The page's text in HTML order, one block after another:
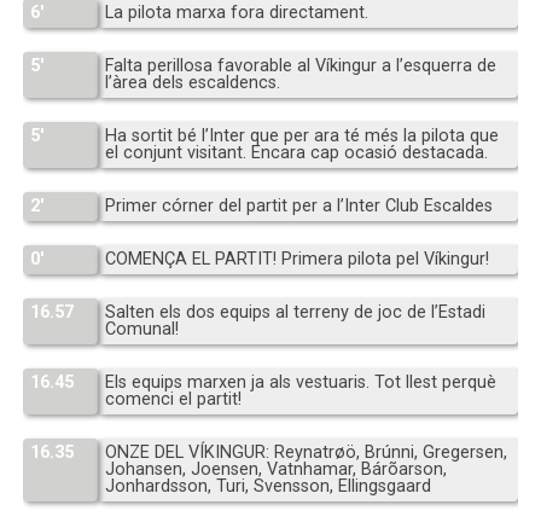
6′ La pilota marxa fora directament.
5′
Falta perillosa favorable al Víkingur a l’esquerra de
l’àrea dels escaldencs.
5′
Ha sortit bé l’Inter que per ara té més la pilota que
el conjunt visitant. Encara cap ocasió destacada.
2′ Primer córner del partit per a l’Inter Club Escaldes
0′ COMENÇA EL PARTIT! Primera pilota pel Víkingur!
16.57
Salten els dos equips al terreny de joc de l’Estadi
Comunal!
16.45
Els equips marxen ja als vestuaris. Tot llest perquè
comenci el partit!
16.35
ONZE DEL VÍKINGUR: Reynatrøö, Brúnni, Gregersen,
Johansen, Joensen, Vatnhamar, Bárõarson,
Jonhardsson, Turi, Svensson, Ellingsgaard